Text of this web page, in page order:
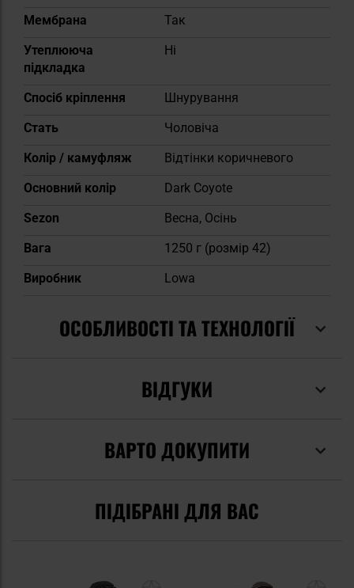
Мембрана
Так
Утеплююча
підкладка
Ні
Спосіб кріплення
Шнурування
Cтать
Чоловіча
Колір / камуфляж
Відтінки коричневого
Основний колір
Dark Coyote
Sezon
Весна, Осінь
Вага
1250 г (розмір 42)
Виробник
Lowa
ОСОБЛИВОСТІ ТА ТЕХНОЛОГІЇ
ВІДГУКИ
ВАРТО ДОКУПИТИ
ПІДІБРАНІ ДЛЯ ВАС